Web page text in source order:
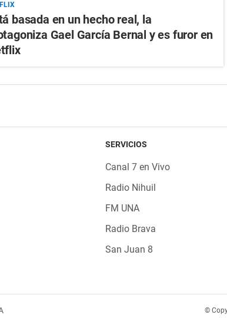
basada en un hecho real, la
Gael García Bernal y es furor en
SERVICIOS
Canal 7 en Vivo
Radio Nihuil
FM UNA
Radio Brava
San Juan 8
©